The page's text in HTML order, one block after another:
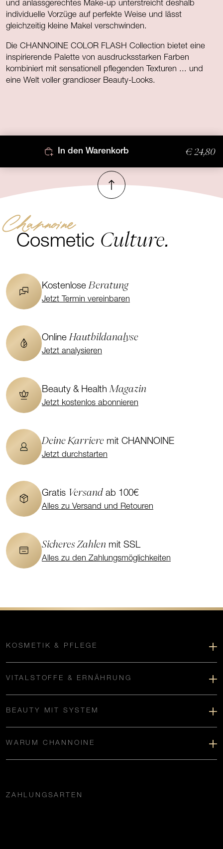
und anlassgerechtes Make-up unterstreicht deshalb
individuelle Vorzüge auf perfekte Weise und lässt
gleichzeitig kleine Makel verschwinden.
Die CHANNOINE COLOR FLASH Collection bietet eine
inspirierende Palette von ausdrucksstarken Farben
kombiniert mit sensationell pflegenden Texturen ... und
eine Welt voller grandioser Beauty-Looks.
In den Warenkorb € 24,80
Nach oben
Channoine
Cosmetic Culture.
KostenloseBeratung
Jetzt Termin vereinbaren
OnlineHautbildanalyse
Jetzt analysieren
Beauty & HealthMagazin
Jetzt kostenlos abonnieren
Deine Karriere mit CHANNOINE
Jetzt durchstarten
Gratis Versand ab 100€
Alles zu Versand und Retouren
Sicheres Zahlen mit SSL
Alles zu den Zahlungsmöglichkeiten
KOSMETIK & PFLEGE
VITALSTOFFE & ERNÄHRUNG
BEAUTY MIT SYSTEM
WARUM CHANNOINE
ZAHLUNGSARTEN